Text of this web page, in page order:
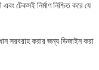
টেকসই নির্মাণ নিশ্চিত করে যে
সরবরাহ করার জন্য ডিজাইন করা